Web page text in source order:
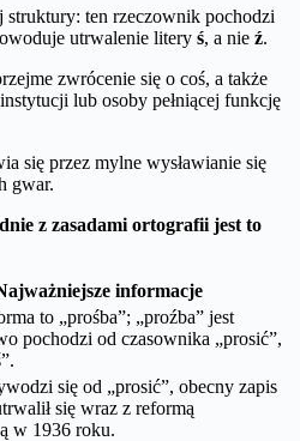
struktury: ten rzeczownik pochodzi
utrwalenie litery ś, a nie ź.
zwrócenie się o coś, a także
lub osoby pełniącej funkcję
się przez mylne wysławianie się
gwar.
z zasadami ortografii jest to
informacje
to „prośba”; „proźba” jest
pochodzi od czasownika „prosić”,
się od „prosić”, obecny zapis
się wraz z reformą
w 1936 roku.